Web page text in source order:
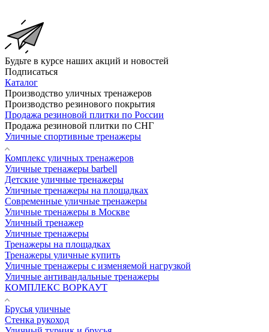
Будьте в курсе наших акций и новостей
Подписаться
Каталог
Производство уличных тренажеров
Производство резинового покрытия
Продажа резиновой плитки по России
Продажа резиновой плитки по СНГ
Уличные спортивные тренажеры
Комплекс уличных тренажеров
Уличные тренажеры barbell
Детские уличные тренажеры
Уличные тренажеры на площадках
Современные уличные тренажеры
Уличные тренажеры в Москве
Уличный тренажер
Уличные тренажеры
Тренажеры на площадках
Тренажеры уличные купить
Уличные тренажеры с изменяемой нагрузкой
Уличные антивандальные тренажеры
КОМПЛЕКС ВОРКАУТ
Брусья уличные
Стенка рукоход